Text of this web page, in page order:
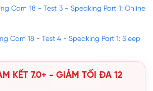
Cam 18 - Test 3 - Speaking Part 1: Online
Cam 18 - Test 4 - Speaking Part 1: Sleep
KẾT 7.0+ - GIẢM TỐI ĐA 12